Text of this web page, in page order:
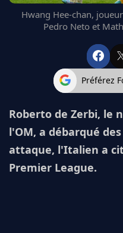
CHELSEA
ARSENAL
Hwang Hee-chan,
Pedro Neto et
Préférez
Roberto de Zerbi, le
l'OM, a débarqué
attaque, l'Italien a
Premier League.